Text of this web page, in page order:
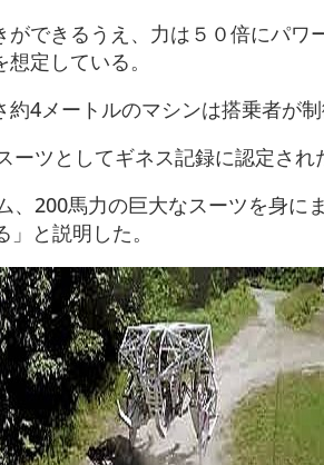
できるうえ、力は５０倍にパワ
定している。
4メートルのマシンは搭乗者が制
ツとしてギネス記録に認定され
、200馬力の巨大なスーツを身に
と説明した。